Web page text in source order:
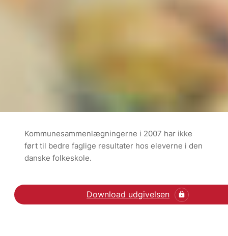
Kommunesammenlægningerne i 2007 har ikke
ført til bedre faglige resultater hos eleverne i den
danske folkeskole.
Download udgivelsen
Læs om